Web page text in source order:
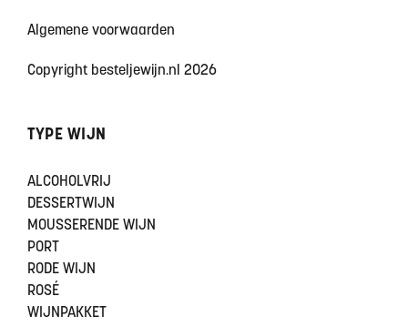
Algemene voorwaarden
Copyright besteljewijn.nl 2026
TYPE WIJN
ALCOHOLVRIJ
DESSERTWIJN
MOUSSERENDE WIJN
PORT
RODE WIJN
ROSÉ
WIJNPAKKET